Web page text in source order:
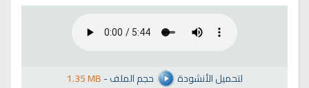
1.35 MB- لتحميل الأنشودة حجم الملف